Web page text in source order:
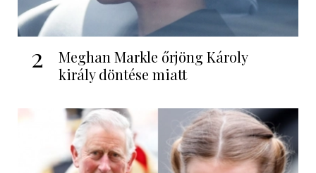
2
Meghan Markle őrjöng Károly
király döntése miatt